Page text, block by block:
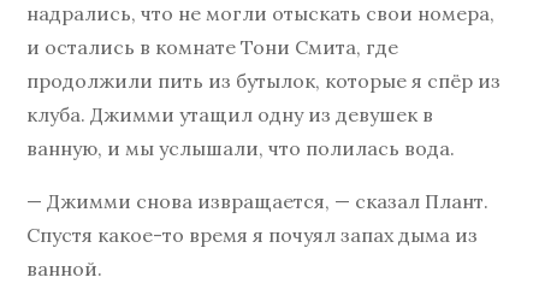
надрались, что не могли отыскать свои номера,
и остались в комнате Тони Смита, где
продолжили пить из бутылок, которые я спёр из
клуба. Джимми утащил одну из девушек в
ванную, и мы услышали, что полилась вода.
— Джимми снова извращается, — сказал Плант.
Спустя какое-то время я почуял запах дыма из
ванной.